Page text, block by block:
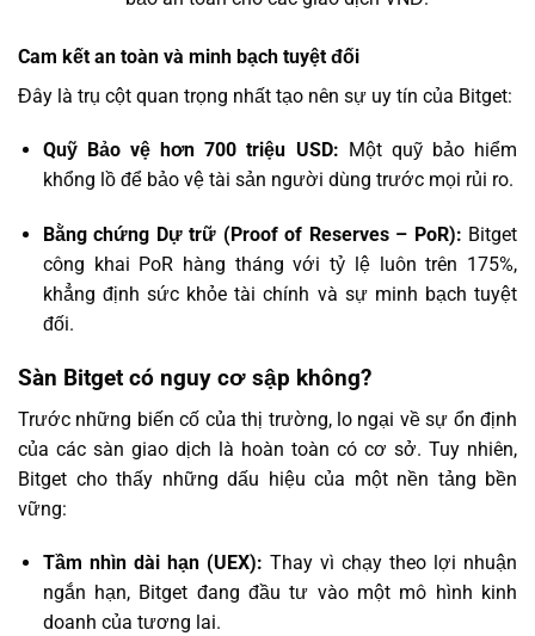
Cam kết an toàn và minh bạch tuyệt đối
Đây là trụ cột quan trọng nhất tạo nên sự uy tín của Bitget:
Quỹ Bảo vệ hơn 700 triệu USD: Một quỹ bảo hiểm
khổng lồ để bảo vệ tài sản người dùng trước mọi rủi ro.
Bằng chứng Dự trữ (Proof of Reserves – PoR): Bitget
công khai PoR hàng tháng với tỷ lệ luôn trên 175%,
khẳng định sức khỏe tài chính và sự minh bạch tuyệt
đối.
Sàn Bitget có nguy cơ sập không?
Trước những biến cố của thị trường, lo ngại về sự ổn định
của các sàn giao dịch là hoàn toàn có cơ sở. Tuy nhiên,
Bitget cho thấy những dấu hiệu của một nền tảng bền
vững:
Tầm nhìn dài hạn (UEX): Thay vì chạy theo lợi nhuận
ngắn hạn, Bitget đang đầu tư vào một mô hình kinh
doanh của tương lai.